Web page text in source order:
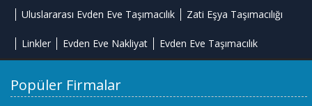
Uluslararası Evden Eve Taşımacılık Zati Eşya Taşımacılığı
Linkler Evden Eve Nakliyat Evden Eve Taşımacılık
Popüler Firmalar